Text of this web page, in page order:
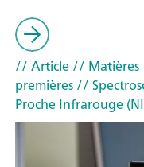
// Article// Matières
premières//
Proche Infrarouge